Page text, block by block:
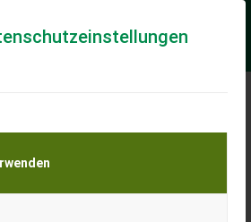
und Baumaschinen –
Tiertransporte